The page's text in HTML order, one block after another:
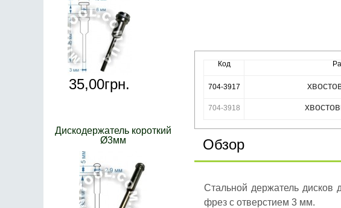
Код
704-3917
704-3918
Обзор
Стальной держатель
фрез с отверстием 3 мм.
35,00грн.
Дискодержатель короткий
Ø3мм